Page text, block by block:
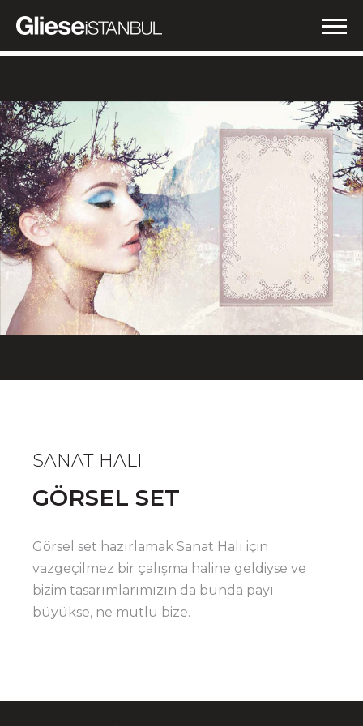
İŞLERİMİZ
NEDEN GLIESE?
HABERLER
İLETİŞİM
SANAT HALI
GÖRSEL SET
Görsel set hazırlamak Sanat Halı için
vazgeçilmez bir çalışma haline geldiyse ve
bizim tasarımlarımızın da bunda payı
büyükse, ne mutlu bize.